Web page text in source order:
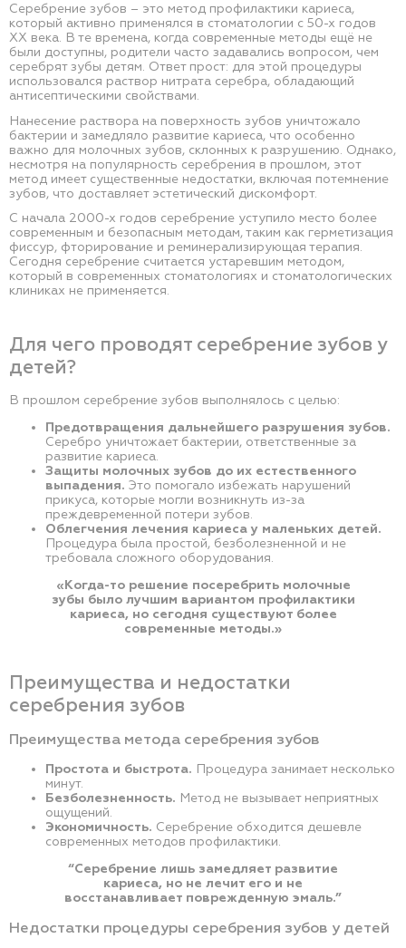
Серебрение зубов – это метод профилактики кариеса,
который активно применялся в стоматологии с 50-х годов
XX века. В те времена, когда современные методы ещё не
были доступны, родители часто задавались вопросом, чем
серебрят зубы детям. Ответ прост: для этой процедуры
использовался раствор нитрата серебра, обладающий
антисептическими свойствами.
Нанесение раствора на поверхность зубов уничтожало
бактерии и замедляло развитие кариеса, что особенно
важно для молочных зубов, склонных к разрушению. Однако,
несмотря на популярность серебрения в прошлом, этот
метод имеет существенные недостатки, включая потемнение
зубов, что доставляет эстетический дискомфорт.
С начала 2000-х годов серебрение уступило место более
современным и безопасным методам, таким как герметизация
фиссур, фторирование и реминерализирующая терапия.
Сегодня серебрение считается устаревшим методом,
который в современных стоматологиях и стоматологических
клиниках не применяется.
Для чего проводят серебрение зубов у
детей?
В прошлом серебрение зубов выполнялось с целью:
Предотвращения дальнейшего разрушения зубов.
Серебро уничтожает бактерии, ответственные за
развитие кариеса.
Защиты молочных зубов до их естественного
выпадения. Это помогало избежать нарушений
прикуса, которые могли возникнуть из-за
преждевременной потери зубов.
Облегчения лечения кариеса у маленьких детей.
Процедура была простой, безболезненной и не
требовала сложного оборудования.
«Когда-то решение посеребрить молочные
зубы было лучшим вариантом профилактики
кариеса, но сегодня существуют более
современные методы.»
Преимущества и недостатки
серебрения зубов
Преимущества метода серебрения зубов
Простота и быстрота. Процедура занимает несколько
минут.
Безболезненность. Метод не вызывает неприятных
ощущений.
Экономичность. Серебрение обходится дешевле
современных методов профилактики.
“Серебрение лишь замедляет развитие
кариеса, но не лечит его и не
восстанавливает поврежденную эмаль.”
Недостатки процедуры серебрения зубов у детей